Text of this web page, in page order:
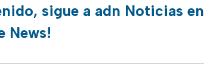
sigue a adn Noticias en
News!